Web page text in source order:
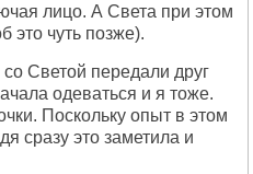
лицо. А Света при этом
это чуть позже).
Светой передали друг
одеваться и я тоже.
Поскольку опыт в этом
сразу это заметила и